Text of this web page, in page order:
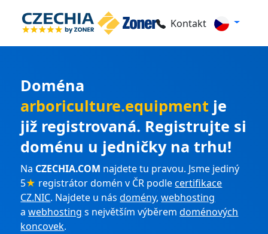
Kontakt
Doména
arboriculture.equipment je
již registrovaná. Registrujte si
doménu u jedničky na trhu!
Na CZECHIA.COM najdete tu pravou. Jsme jediný
5★ registrátor domén v ČR podlecertifikace
CZ.NIC. Najdete u násdomény,webhosting
awebhosting s největším výběremdoménových
koncovek.